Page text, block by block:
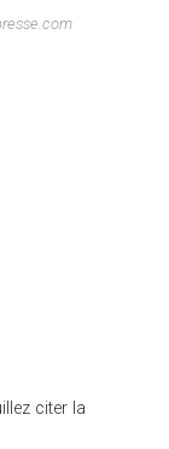
citer la